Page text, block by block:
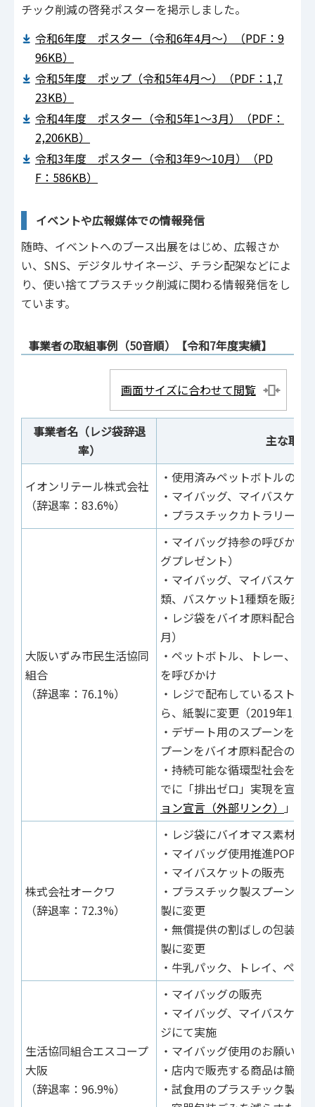
チック削減の啓発ポスターを掲示しました。
令和6年度 ポスター（令和6年4月～）（PDF：9
96KB）
令和5年度 ポップ（令和5年4月～）（PDF：1,7
23KB）
令和4年度 ポスター（令和5年1～3月）（PDF：
2,206KB）
令和3年度 ポスター（令和3年9～10月）（PD
F：586KB）
イベントや広報媒体での情報発信
随時、イベントへのブース出展をはじめ、広報さか
い、SNS、デジタルサイネージ、チラシ配架などによ
り、使い捨てプラスチック削減に関わる情報発信をし
ています。
事業者の取組事例（50音順）【令和7年度実績】
画面サイズに合わせて閲覧
事業者名（レジ袋辞退
率）
主な取組
イオンリテール株式会社
（辞退率：83.6%）
・使用済みペットボトルの再
・マイバッグ、マイバスケッ
・プラスチックカトラリーの
大阪いずみ市民生活協同
組合
（辞退率：76.1%）
・マイバッグ持参の呼びかけ
グプレゼント）
・マイバッグ、マイバスケッ
類、バスケット1種類を販売
・レジ袋をバイオ原料配合の
月）
・ペットボトル、トレー、卵
を呼びかけ
・レジで配布しているストロ
ら、紙製に変更（2019年1月）
・デザート用のスプーンを紙
プーンをバイオ原料配合の材
・持続可能な循環型社会を実
でに「排出ゼロ」実現を宣言
ョン宣言（外部リンク）
」を
株式会社オークワ
（辞退率：72.3%）
・レジ袋にバイオマス素材（
・マイバッグ使用推進POPを
・マイバスケットの販売
・プラスチック製スプーンの
製に変更
・無償提供の割ばしの包装材
製に変更
・牛乳パック、トレイ、ペッ
生活協同組合エスコープ
大阪
（辞退率：96.9%）
・マイバッグの販売
・マイバッグ、マイバスケッ
ジにて実施
・マイバッグ使用のお願いポ
・店内で販売する商品は簡易
・試食用のプラスチック製ス